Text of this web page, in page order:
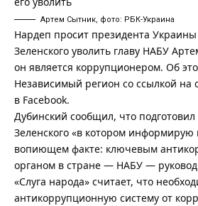
Артем Сытник, фото: РБК-Украина
Нардеп просит президента
Зеленского уволить главу НАБУ
он является коррупционером. Об
Независимый регион со ссылкой на
в Facebook.
Дубинский сообщил, что
Зеленского «в котором информирую
вопиющем факте: ключевым
органом в стране — НАБУ —
«Слуга народа» считает, что
антикоррупционную систему от